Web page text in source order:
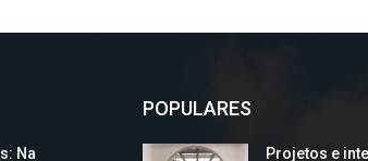
Na
POPULARES
Projetos e